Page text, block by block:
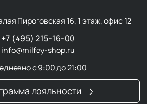
Пироговская 16, 1 этаж, офис 12
+7 (495) 215-16-00
info@milfey-shop.ru
с 9:00 до 21:00
лояльности